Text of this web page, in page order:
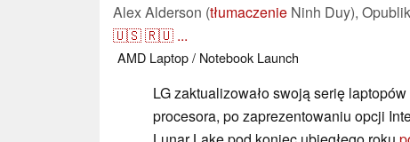
Alex Alderson (tłumaczenie Ninh Duy),
🇺🇸🇷🇺 ...
AMD Laptop / Notebook Launch
LG zaktualizowało swoją serię
procesora, po zaprezentowaniu opcji